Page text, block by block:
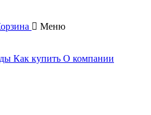
Меню
Как купить О компании